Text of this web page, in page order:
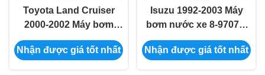
Toyota Land Cruiser
2000-2002 Máy bơm
nước xe 16100-
69545/16100-69395
Nhận được giá tốt nhất
Isuzu 1992-2003 Máy
bơm nước xe 8-97073-
951-0/8-97109-676-0/8-
97333-361-0/8-97313-
Nhận được giá tốt nhất